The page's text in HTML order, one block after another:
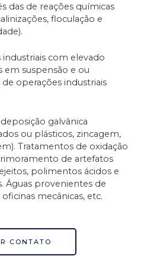
das de reações químicas
floculação e
industriais com elevado
em suspensão e ou
operações industriais
galvânica
ou plásticos, zincagem,
Tratamentos de oxidação
de artefatos
polimentos ácidos e
Águas provenientes de
mecânicas, etc.
CONTATO